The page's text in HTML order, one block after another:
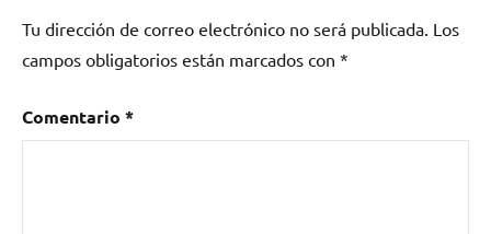
Tu dirección de correo electrónico no será publicada. Los
campos obligatorios están marcados con *
Comentario *